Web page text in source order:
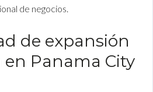
de negocios.
de expansión
Panama City